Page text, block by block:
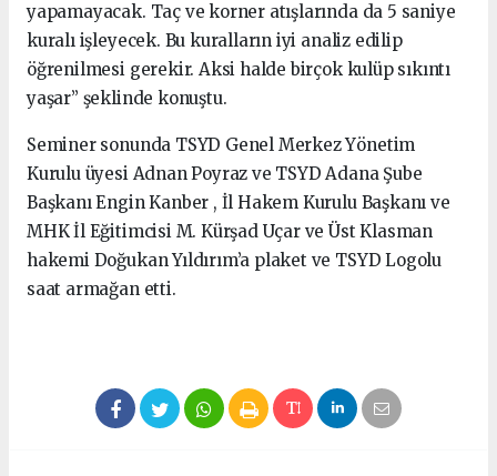
yapamayacak. Taç ve korner atışlarında da 5 saniye
kuralı işleyecek. Bu kuralların iyi analiz edilip
öğrenilmesi gerekir. Aksi halde birçok kulüp sıkıntı
yaşar” şeklinde konuştu.
Seminer sonunda TSYD Genel Merkez Yönetim
Kurulu üyesi Adnan Poyraz ve TSYD Adana Şube
Başkanı Engin Kanber , İl Hakem Kurulu Başkanı ve
MHK İl Eğitimcisi M. Kürşad Uçar ve Üst Klasman
hakemi Doğukan Yıldırım’a plaket ve TSYD Logolu
saat armağan etti.